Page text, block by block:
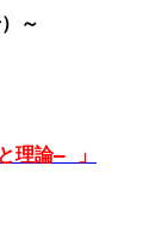
～
理論― 」